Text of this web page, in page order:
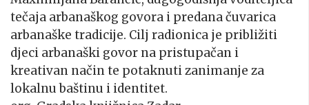
tečaja arbanaškog govora i predana čuvarica
arbanaške tradicije. Cilj radionica je približiti
djeci arbanaški govor na pristupačan i
kreativan način te potaknuti zanimanje za
lokalnu baštinu i identitet.